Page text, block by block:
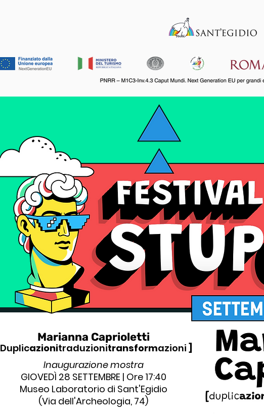
Marianna Caprioletti
Duplicazionitraduzionitransformazioni ]
Inaugurazione mostra
GIOVEDÌ 28 SETTEMBRE | Ore 17:40
Museo Laboratorio di Sant'Egidio
(Via dell'Archeologia, 74)